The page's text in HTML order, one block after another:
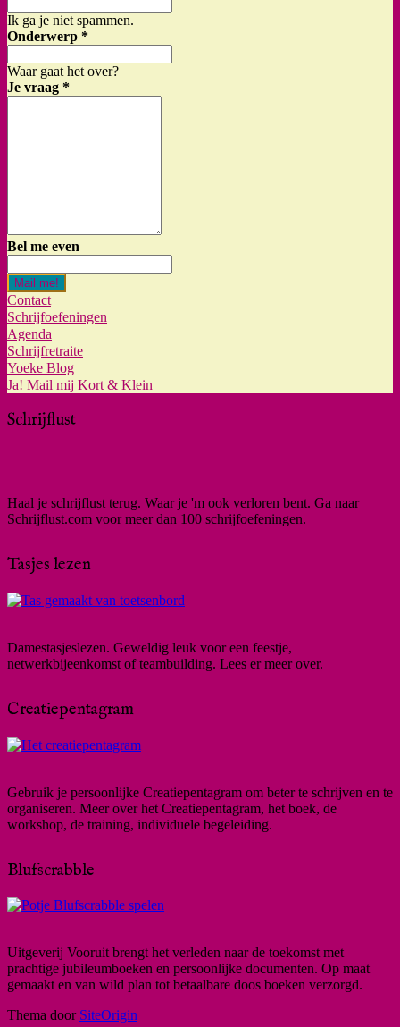
Ik ga je niet spammen.
Onderwerp *
Waar gaat het over?
Je vraag *
Bel me even
Mail me!
Contact
Schrijfoefeningen
Agenda
Schrijfretraite
Yoeke Blog
Ja! Mail mij Kort & Klein
Schrijflust
Haal je schrijflust terug. Waar je 'm ook verloren bent. Ga naar
Schrijflust.com voor meer dan 100 schrijfoefeningen.
Tasjes lezen
Damestasjeslezen. Geweldig leuk voor een feestje,
netwerkbijeenkomst of teambuilding. Lees er meer over.
Creatiepentagram
Gebruik je persoonlijke Creatiepentagram om beter te schrijven en te
organiseren. Meer over het Creatiepentagram, het boek, de
workshop, de training, individuele begeleiding.
Blufscrabble
Uitgeverij Vooruit brengt het verleden naar de toekomst met
prachtige jubileumboeken en persoonlijke documenten. Op maat
gemaakt en van wild plan tot betaalbare doos boeken verzorgd.
Thema door SiteOrigin